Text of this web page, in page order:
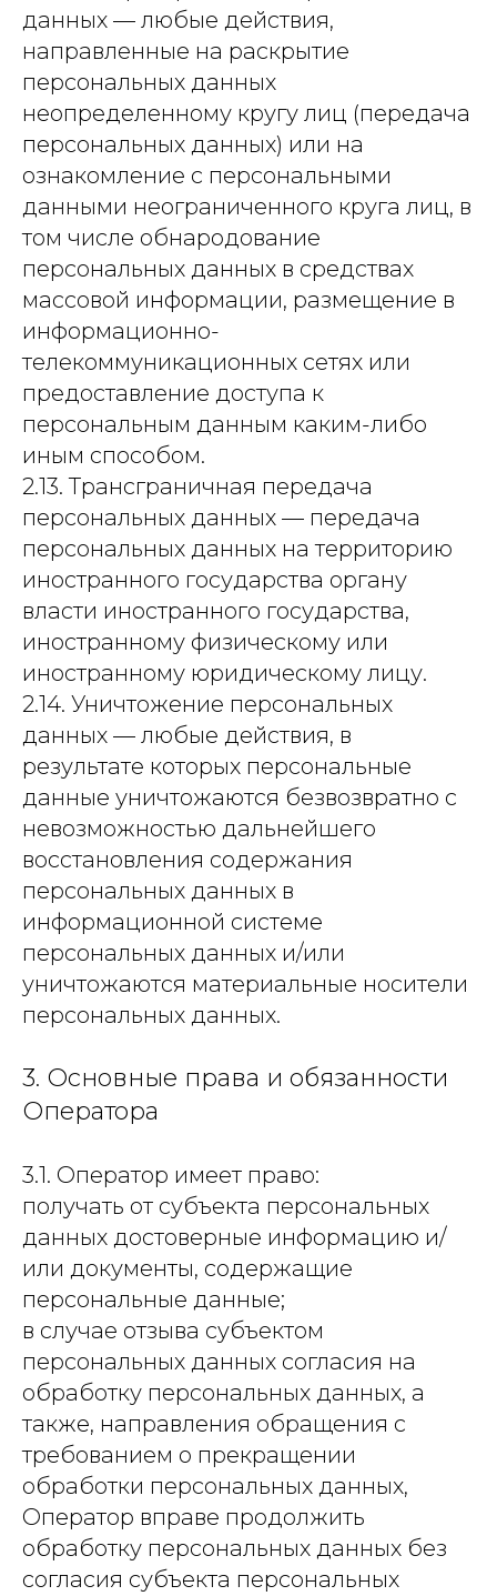
данных — любые действия,
направленные на раскрытие
персональных данных
неопределенному кругу лиц (передача
персональных данных) или на
ознакомление с персональными
данными неограниченного круга лиц, в
том числе обнародование
персональных данных в средствах
массовой информации, размещение в
информационно-
телекоммуникационных сетях или
предоставление доступа к
персональным данным каким-либо
иным способом.
2.13. Трансграничная передача
персональных данных — передача
персональных данных на территорию
иностранного государства органу
власти иностранного государства,
иностранному физическому или
иностранному юридическому лицу.
2.14. Уничтожение персональных
данных — любые действия, в
результате которых персональные
данные уничтожаются безвозвратно с
невозможностью дальнейшего
восстановления содержания
персональных данных в
информационной системе
персональных данных и/или
уничтожаются материальные носители
персональных данных.
3. Основные права и обязанности
Оператора
3.1. Оператор имеет право:
получать от субъекта персональных
данных достоверные информацию и/
или документы, содержащие
персональные данные;
в случае отзыва субъектом
персональных данных согласия на
обработку персональных данных, а
также, направления обращения с
требованием о прекращении
обработки персональных данных,
Оператор вправе продолжить
обработку персональных данных без
согласия субъекта персональных